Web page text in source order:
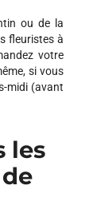
ou de la
fleuristes à
votre
si vous
midi (avant
les